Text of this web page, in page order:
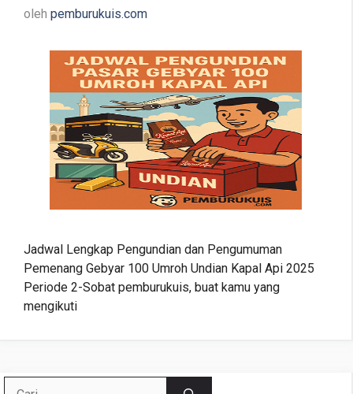
oleh pemburukuis.com
Jadwal Lengkap Pengundian dan Pengumuman
Pemenang Gebyar 100 Umroh Undian Kapal Api 2025
Periode 2-Sobat pemburukuis, buat kamu yang
mengikuti